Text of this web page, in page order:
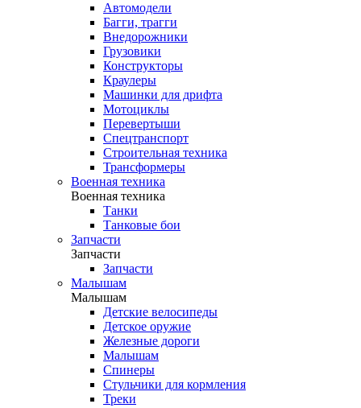
Автомодели
Багги, трагги
Внедорожники
Грузовики
Конструкторы
Краулеры
Машинки для дрифта
Мотоциклы
Перевертыши
Спецтранспорт
Строительная техника
Трансформеры
Военная техника
Военная техника
Танки
Танковые бои
Запчасти
Запчасти
Запчасти
Малышам
Малышам
Детские велосипеды
Детское оружие
Железные дороги
Малышам
Спинеры
Стульчики для кормления
Треки